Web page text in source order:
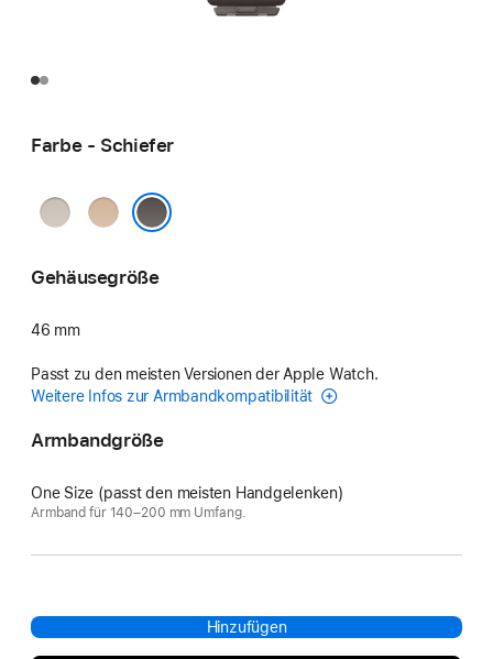
Farbe - Schiefer
Natur Gold
Gehäusegröße
46 mm
Passt zu den meisten Versionen der Apple Watch.
Weitere Infos zur Armbandkompatibilität
Armbandgröße
One Size (passt den meisten Handgelenken)
Armband für 140–200 mm Umfang.
Hinzufügen